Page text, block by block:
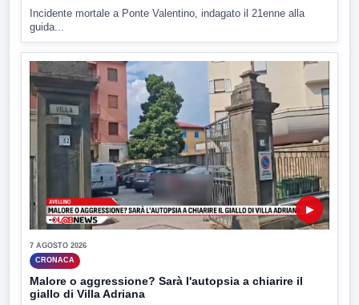
Incidente mortale a Ponte Valentino, indagato il 21enne alla
guida...
▶
7 AGOSTO 2026
CRONACA
Malore o aggressione? Sarà l'autopsia a chiarire il
giallo di Villa Adriana